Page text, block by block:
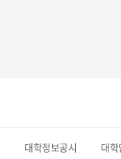
대학정보공시 대